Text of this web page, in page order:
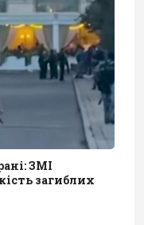
ЗМІ
загиблих